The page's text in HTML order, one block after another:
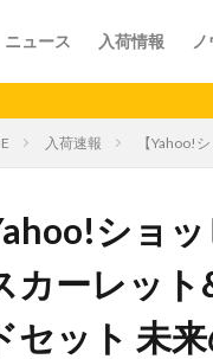
ニュース 入荷情報
入荷速報 【Yahoo!
ショ
カーレッ
セット 未